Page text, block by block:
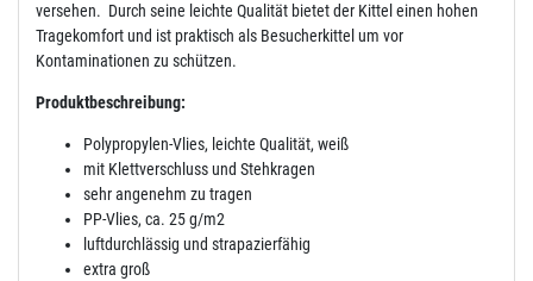
versehen. Durch seine leichte Qualität bietet der Kittel einen hohen
Tragekomfort und ist praktisch als Besucherkittel um vor
Kontaminationen zu schützen.
Produktbeschreibung:
Polypropylen-Vlies, leichte Qualität, weiß
mit Klettverschluss und Stehkragen
sehr angenehm zu tragen
PP-Vlies, ca. 25 g/m2
luftdurchlässig und strapazierfähig
extra groß